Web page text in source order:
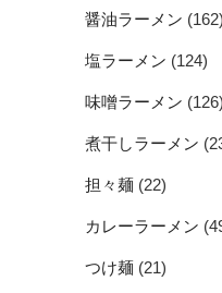
醤油ラーメン (162)
塩ラーメン (124)
味噌ラーメン (126)
煮干しラーメン
担々麺 (22)
カレーラーメン
つけ麺 (21)